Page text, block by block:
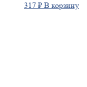
317 ₽ В корзину